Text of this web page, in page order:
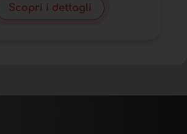
Scopri i dettagli